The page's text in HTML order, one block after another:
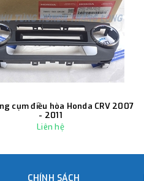
cụm điều hòa Honda CRV 2007
- 2011
Liên hệ
CHÍNH SÁCH